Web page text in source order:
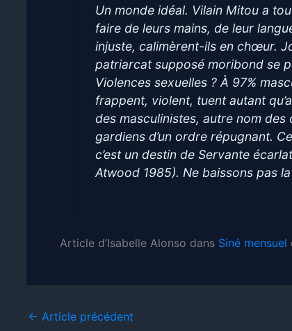
Un monde idéal. Vilain Mitou a
faire de leurs mains, de leur
injuste, calimèrent-ils en chœur.
patriarcat supposé moribond se
Violences sexuelles ? À 97%
frappent, violent, tuent autant
des masculinistes, autre nom
gardiens d’un ordre répugnant.
c’est un destin de Servante
Atwood 1985). Ne baissons pas la
Article d’Isabelle Alonso dans Siné mensuel
← Article précédent